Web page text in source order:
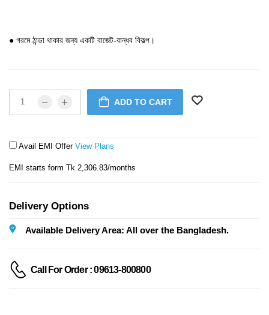
● গরমে ঠান্ডা থাকার জন্য একটি বাজেট-বান্ধব বিকল্প।
ADD TO CART
Avail EMI Offer View Plans
EMI starts form Tk 2,306.83/months
Delivery Options
Available Delivery Area: All over the Bangladesh.
Call For Order : 09613-800800